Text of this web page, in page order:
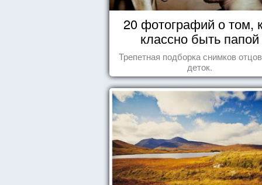
20 фотографий о том,
классно быть папой
Трепетная подборка снимков
деток.